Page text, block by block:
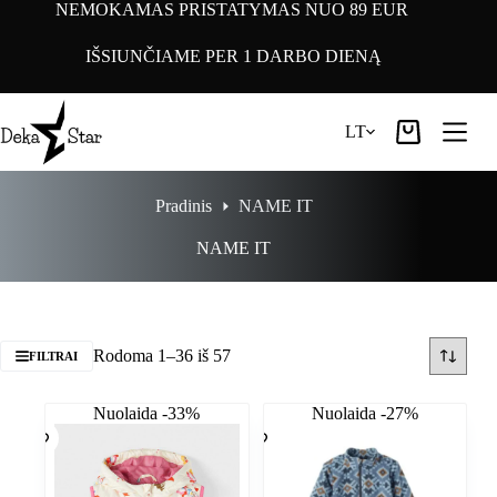
NEMOKAMAS PRISTATYMAS NUO 89 EUR
IŠSIUNČIAME PER 1 DARBO DIENĄ
LT
Pirkinių
Pradinis NAME IT
NAME IT
FILTRAI Rodoma 1–36 iš 57
Nuolaida -33% Nuolaida -27%